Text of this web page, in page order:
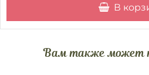
В
Вам также может